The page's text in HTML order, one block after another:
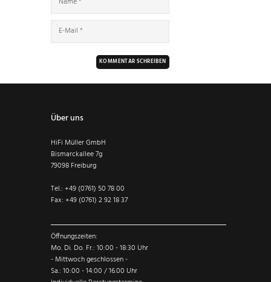
Über uns
HiFi Müller GmbH
Bismarckallee 7g
79098 Freiburg
Tel.: +49 (0761) 50 78 00
Fax: +49 (0761) 2 92 18 37
Öffnungszeiten:
Mo. Di. Do. Fr.: 10:00 - 18:30 Uhr
- Mittwoch geschlossen -
Sa.: 10:00 - 14:00 / 16.00 Uhr